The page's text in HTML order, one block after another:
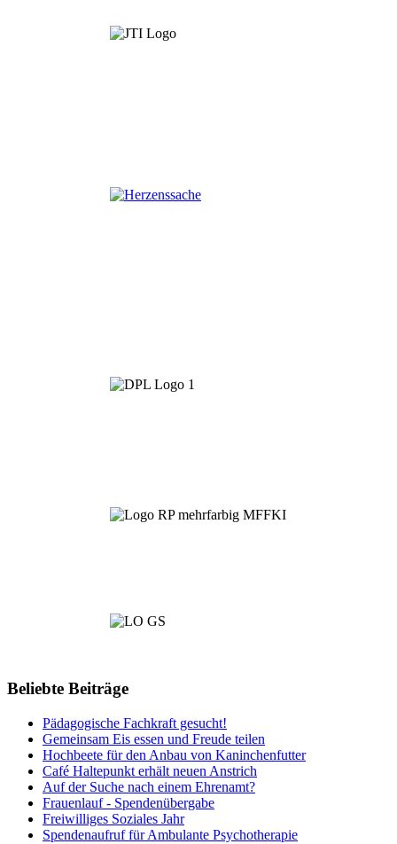
Beliebte Beiträge
Pädagogische Fachkraft gesucht!
Gemeinsam Eis essen und Freude teilen
Hochbeete für den Anbau von Kaninchenfutter
Café Haltepunkt erhält neuen Anstrich
Auf der Suche nach einem Ehrenamt?
Frauenlauf - Spendenübergabe
Freiwilliges Soziales Jahr
Spendenaufruf für Ambulante Psychotherapie